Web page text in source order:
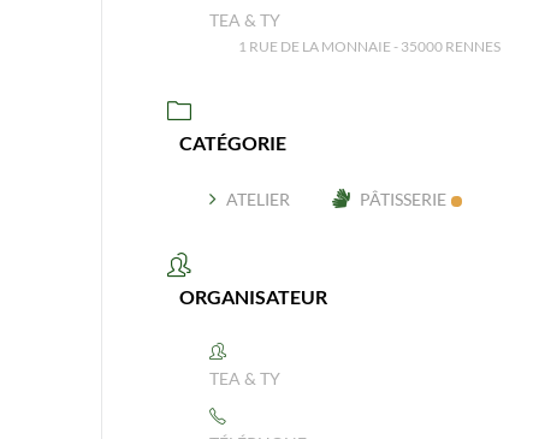
TEA & TY
1 RUE DE LA MONNAIE - 35000 RENNES
CATÉGORIE
ATELIER PÂTISSERIE
ORGANISATEUR
TEA & TY